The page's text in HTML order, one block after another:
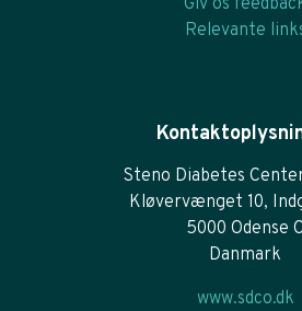
Relevante
Steno Diabetes
Kløvervænget 10,
5000 Odense C
Danmark
www.sdco.dk